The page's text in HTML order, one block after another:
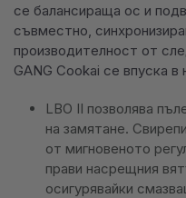
се балансираща ос и
съвместно,
производителност от
GANG Cookai се впуска
LBO II позволява
на замятане.
от мигновеното
прави насрещния
осигурявайки